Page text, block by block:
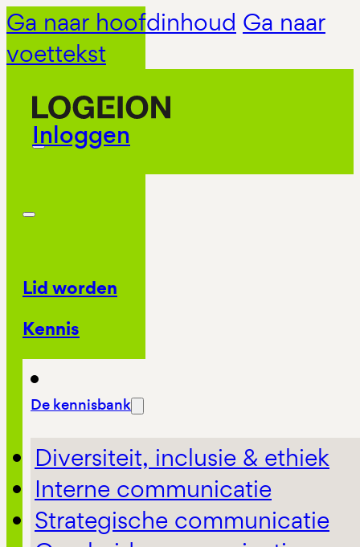
Ga naar hoofdinhoud Ga naar
voettekst
Inloggen
Lid worden
Kennis
De kennisbank
Diversiteit, inclusie & ethiek
Interne communicatie
Strategische communicatie